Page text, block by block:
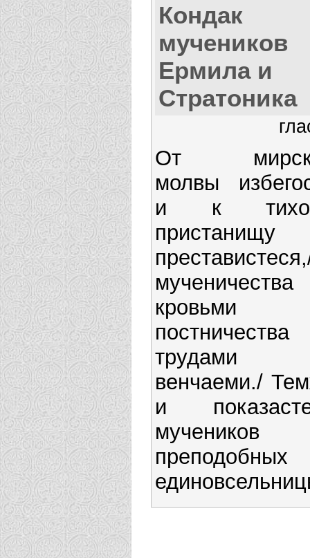
Кондак
мучеников
Ермила и
Стратоника
От
молвы
и к
пристанищу
мученичества
кровьми
постничества
трудами
венчаеми./
и
преподобных